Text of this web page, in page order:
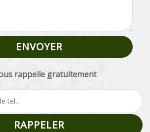
rappelle gratuitement